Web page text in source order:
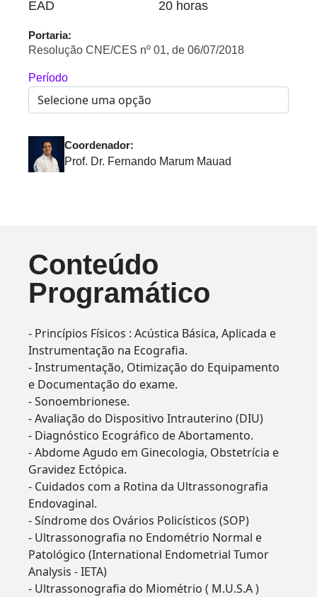
EAD 20 horas
Portaria:
Resolução CNE/CES nº 01, de 06/07/2018
Período
Coordenador:
Prof. Dr. Fernando Marum Mauad
Conteúdo
Programático
- Princípios Físicos : Acústica Básica, Aplicada e
Instrumentação na Ecografia.
- Instrumentação, Otimização do Equipamento
e Documentação do exame.
- Sonoembrionese.
- Avaliação do Dispositivo Intrauterino (DIU)
- Diagnóstico Ecográfico de Abortamento.
- Abdome Agudo em Ginecologia, Obstetrícia e
Gravidez Ectópica.
- Cuidados com a Rotina da Ultrassonografia
Endovaginal.
- Síndrome dos Ovários Policísticos (SOP)
- Ultrassonografia no Endométrio Normal e
Patológico (International Endometrial Tumor
Analysis - IETA)
- Ultrassonografia do Miométrio ( M.U.S.A )